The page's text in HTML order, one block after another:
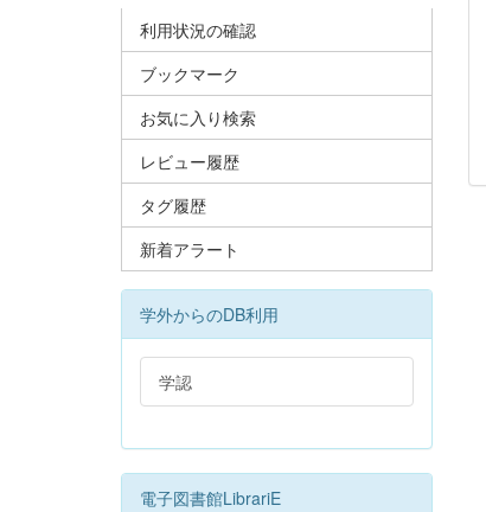
利用状況の確認
ブックマーク
お気に入り検索
レビュー履歴
タグ履歴
新着アラート
学外からのDB利用
学認
電子図書館LibrariE